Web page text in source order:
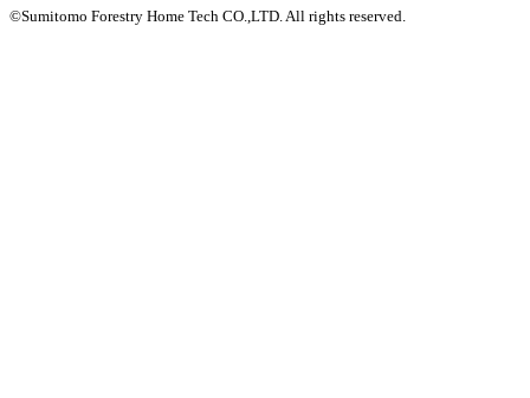
©Sumitomo Forestry Home Tech CO.,LTD.All rights reserved.